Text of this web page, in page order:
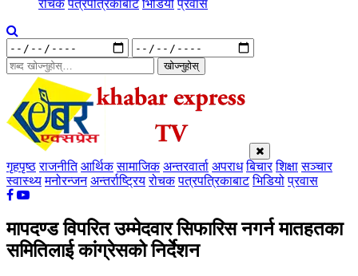
रोचक पत्रपत्रिकाबाट भिडियो प्रवास
खोज्नुहोस्
गृहपृष्ठ राजनीति आर्थिक सामाजिक अन्तरवार्ता अपराध बिचार शिक्षा सञ्चार
स्वास्थ्य मनोरन्जन अन्तर्राष्ट्रिय रोचक पत्रपत्रिकाबाट भिडियो प्रवास
मापदण्ड विपरित उम्मेदवार सिफारिस नगर्न मातहतका
समितिलाई कांग्रेसको निर्देशन